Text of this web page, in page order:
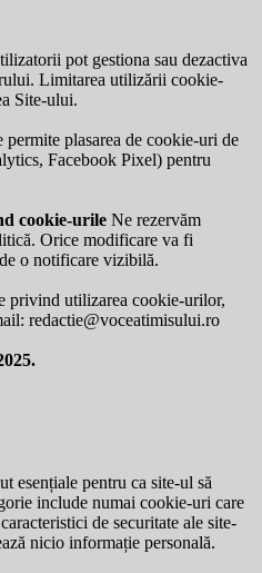
pot gestiona sau dezactiva
Limitarea utilizării cookie-
Site-ului.
permite plasarea de cookie-uri de
Facebook Pixel) pentru
cookie-urile Ne rezervăm
Orice modificare va fi
o notificare vizibilă.
privind utilizarea cookie-urilor,
redactie@voceatimisului.ro
esențiale pentru ca site-ul să
include numai cookie-uri care
de securitate ale site-
nicio informație personală.